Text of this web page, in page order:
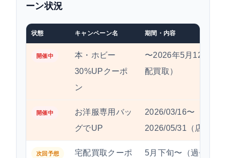
まとめ
ーン状況
状態 キャンペーン名 期間・内容
開催中
本・ホビー
30%UPクーポ
ン
〜2026年5月12日（
配買取）
開催中
お洋服専用バッ
グでUP
2026/03/16〜
2026/05/31（店舗）
次回予想
宅配買取クーポ
5月下旬〜（過去実績